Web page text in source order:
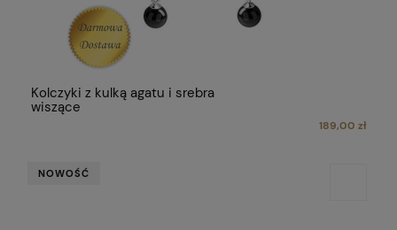
Kolczyki z kulką agatu i srebra
wiszące
189,00 zł
NOWOŚĆ